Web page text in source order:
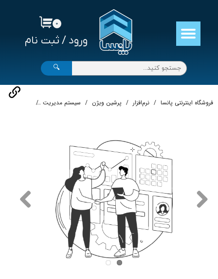
ورود / ثبت نام
حساب کاربری من
تغییر گذر واژه
سفارشات
خروج از حساب کاربری
۰
🔍
فروشگاه اینترنتی پانسا نرم‌افزار پرشین ویژن سیستم مدیریت